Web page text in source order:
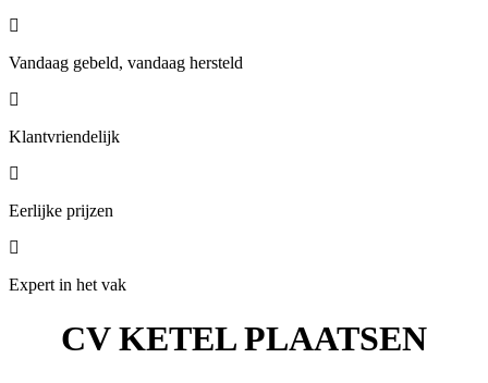
Vandaag gebeld, vandaag hersteld
Klantvriendelijk
Eerlijke prijzen
Expert in het vak
CV KETEL PLAATSEN